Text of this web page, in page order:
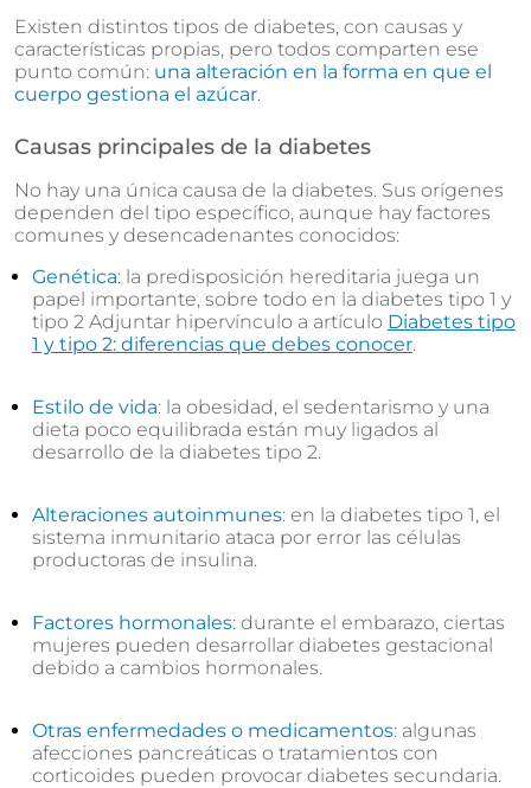
Existen distintos tipos de diabetes, con causas y
características propias, pero todos comparten ese
punto común: una alteración en la forma en que el
cuerpo gestiona el azúcar.
Causas principales de la diabetes
No hay una única causa de la diabetes. Sus orígenes
dependen del tipo específico, aunque hay factores
comunes y desencadenantes conocidos:
Genética: la predisposición hereditaria juega un
papel importante, sobre todo en la diabetes tipo 1 y
tipo 2 Adjuntar hipervínculo a artículo Diabetes tipo
1 y tipo 2: diferencias que debes conocer.
Estilo de vida: la obesidad, el sedentarismo y una
dieta poco equilibrada están muy ligados al
desarrollo de la diabetes tipo 2.
Alteraciones autoinmunes: en la diabetes tipo 1, el
sistema inmunitario ataca por error las células
productoras de insulina.
Factores hormonales: durante el embarazo, ciertas
mujeres pueden desarrollar diabetes gestacional
debido a cambios hormonales.
Otras enfermedades o medicamentos: algunas
afecciones pancreáticas o tratamientos con
corticoides pueden provocar diabetes secundaria.